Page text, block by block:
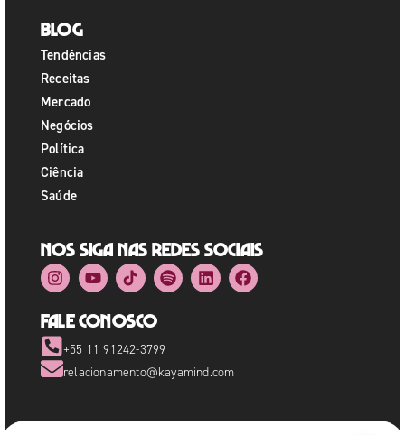
Blog
Tendências
Receitas
Mercado
Negócios
Política
Ciência
Saúde
Nos siga nas redes sociais
Fale Conosco
+55 11 91242-3799
relacionamento@kayamind.com